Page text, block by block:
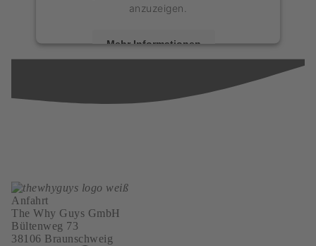
anzuzeigen.
Mehr Informationen
powered byUsercentrics Consent
Anfahrt
The Why Guys GmbH
Bültenweg 73
38106 Braunschweig